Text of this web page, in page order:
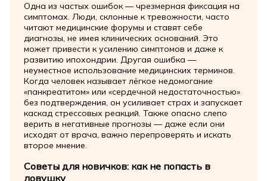
Одна из частых ошибок — чрезмерная фиксация на
симптомах. Люди, склонные к тревожности, часто
читают медицинские форумы и ставят себе
диагнозы, не имея клинических оснований. Это
может привести к усилению симптомов и даже к
развитию ипохондрии. Другая ошибка —
неуместное использование медицинских терминов.
Когда человек называет лёгкое недомогание
«панкреатитом» или «сердечной недостаточностью»
без подтверждения, он усиливает страх и запускает
каскад стрессовых реакций. Также опасно слепо
верить в негативные прогнозы — даже если они
исходят от врача, важно перепроверять и искать
второе мнение.
Советы для новичков: как не попасть в
ловушку